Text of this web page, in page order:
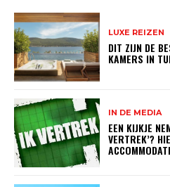
LUXE REIZEN
DIT ZIJN DE
KAMERS IN
IN DE MEDIA
EEN KIJKJE
VERTREK’?